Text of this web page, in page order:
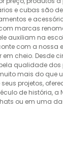
e cubas são
e
marcas
auxiliam na
com a nossa
cheio. Desde
qualidade
mais do que
projetos,
de história, a
ou em uma